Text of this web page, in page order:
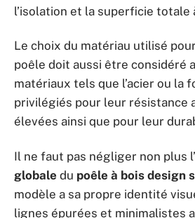
l’isolation et la superficie totale
Le choix du matériau utilisé
poêle doit aussi être considéré
matériaux tels que l’acier ou la
privilégiés pour leur résistance
élevées ainsi que pour leur
Il ne faut pas négliger non plus l’
globale du poêle à bois design
modèle a sa propre identité
lignes épurées et minimalistes